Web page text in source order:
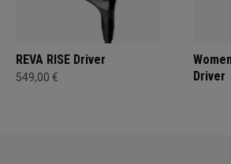
REVA RISE Driver
549,00 €
Driver